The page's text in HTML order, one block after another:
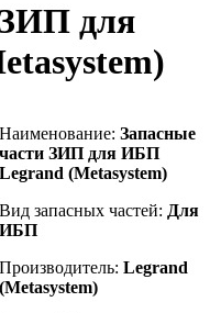
для
Наименование: Запасные
части ЗИП для ИБП
Legrand (Metasystem)
Вид запасных частей: Для
ИБП
Производитель: Legrand
(Metasystem)